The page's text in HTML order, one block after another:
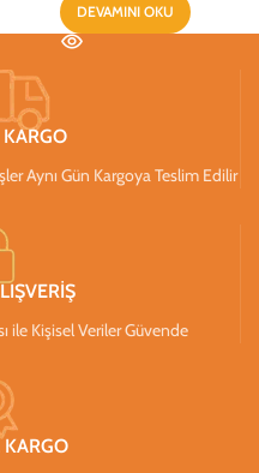
DEVAMINI OKU
Aynı Gün Kargoya Teslim Edilir
ile Kişisel Veriler Güvende
KARGO